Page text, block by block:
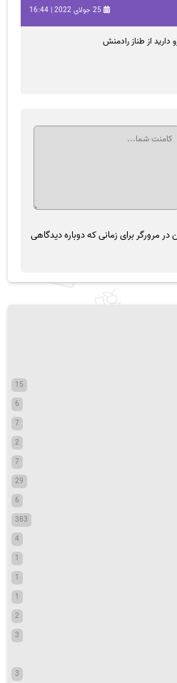
25 جولای 2022 | 16:44
دارید از طناز رادمنش
مرورگر برای زمانی که دوباره دیدگاهی
15
6
7
2
7
29
6
383
4
1
1
1
2
3
3